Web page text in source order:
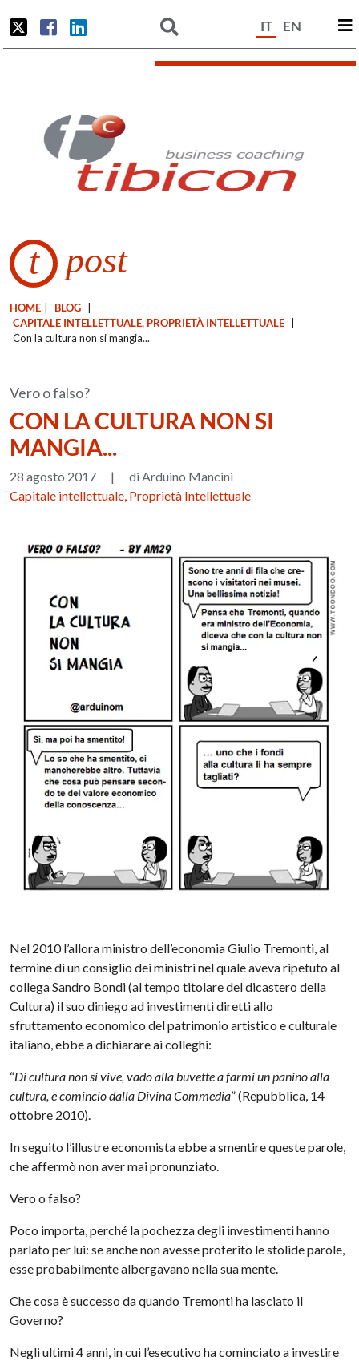
IT EN
t post
HOME BLOG
CAPITALE INTELLETTUALE, PROPRIETÀ INTELLETTUALE
Con la cultura non si mangia...
Vero o falso?
CON LA CULTURA NON SI
MANGIA...
28 agosto 2017 |
di Arduino Mancini
Capitale intellettuale, Proprietà Intellettuale
Nel 2010 l’allora ministro dell’economia Giulio Tremonti, al
termine di un consiglio dei ministri nel quale aveva ripetuto al
collega Sandro Bondi (al tempo titolare del dicastero della
Cultura) il suo diniego ad investimenti diretti allo
sfruttamento economico del patrimonio artistico e culturale
italiano, ebbe a dichiarare ai colleghi:
“Di cultura non si vive, vado alla buvette a farmi un panino alla
cultura, e comincio dalla Divina Commedia” (Repubblica, 14
ottobre 2010).
In seguito l’illustre economista ebbe a smentire queste parole,
che affermò non aver mai pronunziato.
Vero o falso?
Poco importa, perché la pochezza degli investimenti hanno
parlato per lui: se anche non avesse proferito le stolide parole,
esse probabilmente albergavano nella sua mente.
Che cosa è successo da quando Tremonti ha lasciato il
Governo?
Negli ultimi 4 anni, in cui l’esecutivo ha cominciato a investire